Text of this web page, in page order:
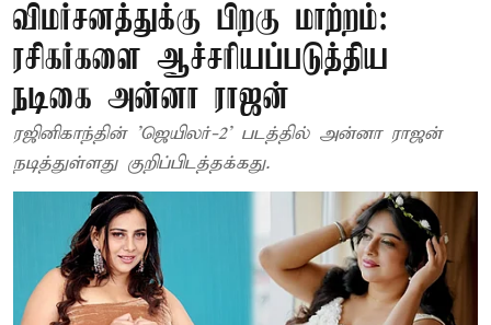
விமர்சனத்துக்கு பிறகு மாற்றம்:
ரசிகர்களை ஆச்சரியப்படுத்திய
நடிகை அன்னா ராஜன்
ரஜினிகாந்தின் 'ஜெயிலர்-2' படத்தில் அன்னா ராஜன்
நடித்துள்ளது குறிப்பிடத்தக்கது.